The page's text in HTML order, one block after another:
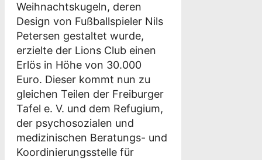
Weihnachtskugeln, deren
Design von Fußballspieler Nils
Petersen gestaltet wurde,
erzielte der Lions Club einen
Erlös in Höhe von 30.000
Euro. Dieser kommt nun zu
gleichen Teilen der Freiburger
Tafel e. V. und dem Refugium,
der psychosozialen und
medizinischen Beratungs- und
Koordinierungsstelle für